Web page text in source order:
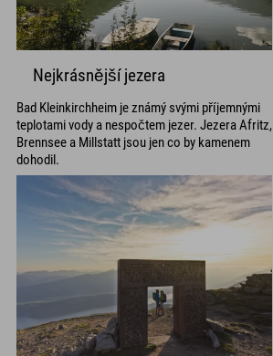
Nejkrásnější jezera
Bad Kleinkirchheim je známý svými příjemnými
teplotami vody a nespočtem jezer. Jezera Afritz,
Brennsee a Millstatt jsou jen co by kamenem
dohodil.